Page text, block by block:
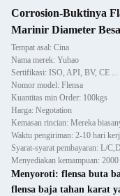
Corrosion-Buktinya
Marinir Diameter
Tempat asal: Cina
Nama merek: Yuhao
Sertifikasi: ISO, API, BV, CE ...
Nomor model: Flensa
Kuantitas min Order: 100kgs
Harga: Negotation
Kemasan rincian: Mereka
Waktu pengiriman: 2-10 hari
Syarat-syarat pembayaran: L/
Menyediakan kemampuan:
Menyoroti: flensa buta
flensa baja tahan karat